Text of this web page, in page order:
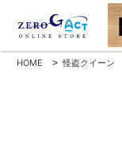
HOME > 怪盗クイーン